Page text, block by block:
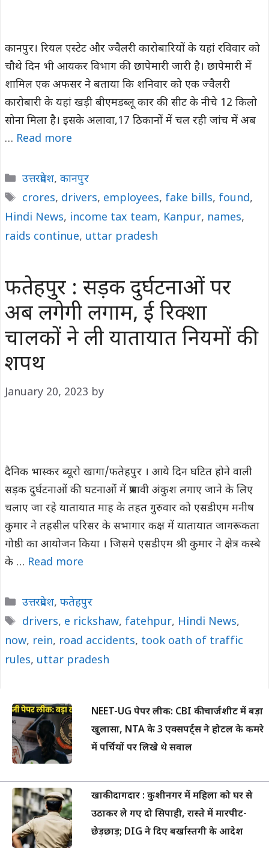
कानपुर। रियल एस्टेट और ज्वैलरी कारोबारियों के यहां रविवार को
चौथे दिन भी आयकर विभाग की छापेमारी जारी है। छापेमारी में
शामिल एक अफसर ने बताया कि शनिवार को एक ज्वैलरी
कारोबारी के यहां खड़ी बीएमडब्लू कार की सीट के नीचे 12 किलो
सोना मिला है। इसके अलावा,17 ठिकानों में चल रही जांच में अब
… Read more
Categories
उत्तरप्रदेश, कानपुर
Tags
crores, drivers, employees, fake bills, found,
Hindi News, income tax team, Kanpur, names,
raids continue, uttar pradesh
फतेहपुर : सड़क दुर्घटनाओं पर
अब लगेगी लगाम, ई रिक्शा
चालकों ने ली यातायात नियमों की
शपथ
January 20, 2023 by
दैनिक भास्कर ब्यूरो खागा/फतेहपुर । आये दिन घटित होने वाली
सड़क दुर्घटनाओं की घटनाओं में प्रभावी अंकुश लगाए जाने के लिए
चलाए जा रहे यातायात माह के तहत गुरुवार को एसडीएम मनीष
कुमार ने तहसील परिसर के सभागार कक्ष में यातायात जागरूकता
गोष्ठी का आयोजन किया । जिसमे एसडीएम श्री कुमार ने क्षेत्र कस्बे
के … Read more
Categories
उत्तरप्रदेश, फतेहपुर
Tags
drivers, e rickshaw, fatehpur, Hindi News,
now, rein, road accidents, took oath of traffic
rules, uttar pradesh
NEET-UG पेपर लीक: CBI की चार्जशीट में बड़ा
खुलासा, NTA के 3 एक्सपर्ट्स ने होटल के कमरे
में पर्चियों पर लिखे थे सवाल
खाकी दागदार : कुशीनगर में महिला को घर से
उठाकर ले गए दो सिपाही, रास्ते में मारपीट-
छेड़छाड़; DIG ने दिए बर्खास्तगी के आदेश